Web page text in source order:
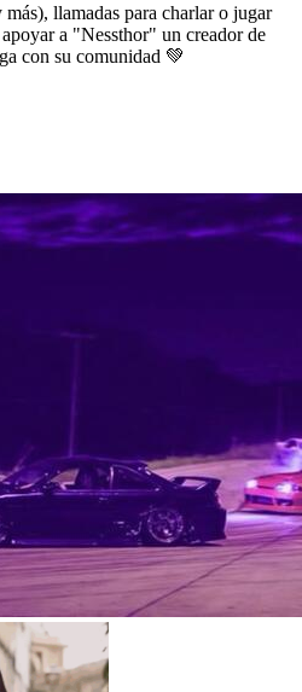
llamadas para charlar o jugar
a "Nessthor" un creador de
con su comunidad 💚